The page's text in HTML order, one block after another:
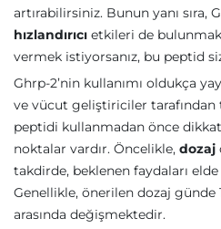
artırabilirsiniz. Bunun yanı sıra,
hızlandırıcı etkileri de
vermek istiyorsanız, bu peptid
Ghrp-2’nin kullanımı oldukça
ve vücut geliştiriciler tarafından
peptidi kullanmadan önce
noktalar vardır. Öncelikle, dozaj
takdirde, beklenen faydaları
Genellikle, önerilen dozaj günde
arasında değişmektedir.